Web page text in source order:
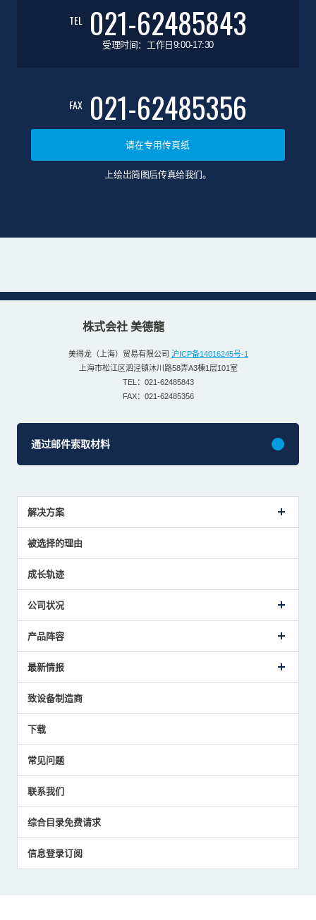
TEL 021-62485843
受理时间：工作日9:00-17:30
FAX 021-62485356
请在专用传真纸
上绘出简图后传真给我们。
株式会社 美德龍
美得龙（上海）贸易有限公司 沪ICP备14016245号-1
上海市松江区泗泾镇沐川路58弄A3棟1层101室
TEL：021-62485843
FAX：021-62485356
通过邮件索取材料
解决方案
解决方案建议
被选择的理由
成长轨迹
公司状况
致词
主要获奖经历
国家/地区/语言
产品阵容
对刀仪
气压式精密定位传感器
最新情报
美德龙的技术
员工博客
中小企业BCP地震对策
传感器技术指南
社长博客
致设备制造商
下载
常见问题
联系我们
综合目录免费请求
信息登录订阅